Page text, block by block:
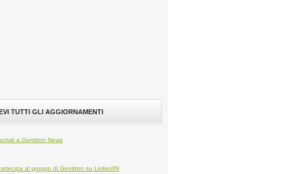
TUTTI GLI AGGIORNAMENTI